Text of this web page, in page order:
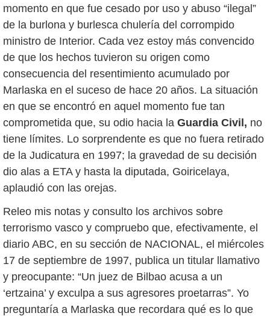
momento en que fue cesado por uso y abuso “ilegal”
de la burlona y burlesca chulería del corrompido
ministro de Interior. Cada vez estoy más convencido
de que los hechos tuvieron su origen como
consecuencia del resentimiento acumulado por
Marlaska en el suceso de hace 20 años. La situación
en que se encontró en aquel momento fue tan
comprometida que, su odio hacia la Guardia Civil, no
tiene límites. Lo sorprendente es que no fuera retirado
de la Judicatura en 1997; la gravedad de su decisión
dio alas a ETA y hasta la diputada, Goiricelaya,
aplaudió con las orejas.
Releo mis notas y consulto los archivos sobre
terrorismo vasco y compruebo que, efectivamente, el
diario ABC, en su sección de NACIONAL, el miércoles
17 de septiembre de 1997, publica un titular llamativo
y preocupante: “Un juez de Bilbao acusa a un
‘ertzaina’ y exculpa a sus agresores proetarras”. Yo
preguntaría a Marlaska que recordara qué es lo que